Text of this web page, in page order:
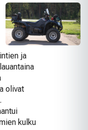
ja
olivat
kulku